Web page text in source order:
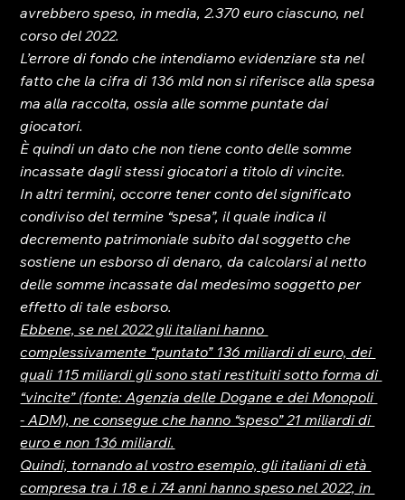
avrebbero speso, in media, 2.370 euro ciascuno, nel
corso del 2022.
L’errore di fondo che intendiamo evidenziare sta nel
fatto che la cifra di 136 mld non si riferisce alla spesa
ma alla raccolta, ossia alle somme puntate dai
giocatori.
È quindi un dato che non tiene conto delle somme
incassate dagli stessi giocatori a titolo di vincite.
In altri termini, occorre tener conto del significato
condiviso del termine “spesa”, il quale indica il
decremento patrimoniale subito dal soggetto che
sostiene un esborso di denaro, da calcolarsi al netto
delle somme incassate dal medesimo soggetto per
effetto di tale esborso.
Ebbene, se nel 2022 gli italiani hanno
complessivamente “puntato” 136 miliardi di euro, dei
quali 115 miliardi gli sono stati restituiti sotto forma di
“vincite” (fonte: Agenzia delle Dogane e dei Monopoli
- ADM), ne consegue che hanno “speso” 21 miliardi di
euro e non 136 miliardi.
Quindi, tornando al vostro esempio, gli italiani di età
compresa tra i 18 e i 74 anni hanno speso nel 2022, in